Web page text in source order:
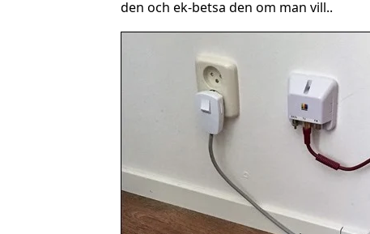
den och ek-betsa den om man vill..